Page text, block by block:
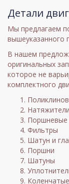
Детали
Мы предлагаем
вышеуказанного
В нашем
оригинальных
которое не
комплектного
Поршневые
Фильтры
Шатун и
Поршни
Шатуны
Коленчатые